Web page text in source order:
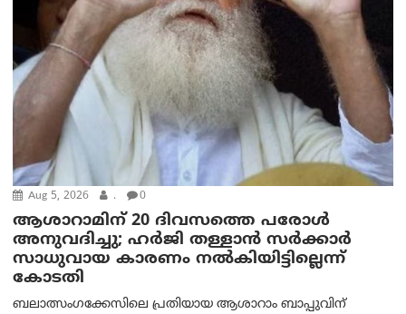
Aug 5, 2026 . 0
ആശാറാമിന് 20 ദിവസത്തെ പരോൾ
അനുവദിച്ചു; ഹർജി തള്ളാൻ സർക്കാർ
സാധുവായ കാരണം നൽകിയിട്ടില്ലെന്ന്
കോടതി
ബലാത്സംഗക്കേസിലെ പ്രതിയായ ആശാറാം ബാപ്പുവിന്